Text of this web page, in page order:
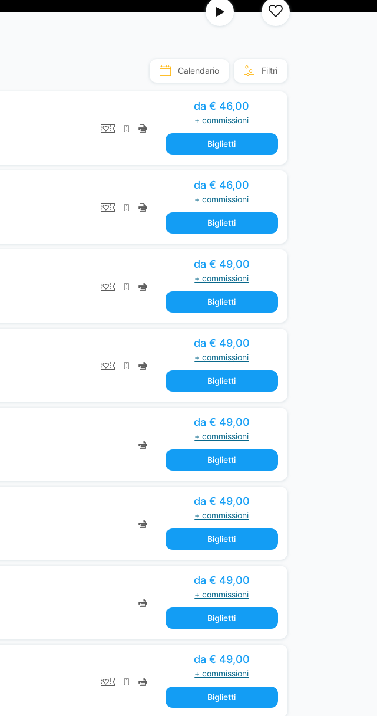
Calendario
o
t
y
c
s
b
e
t
s
i
i
e
Filtri
da € 46,00
+ commissioni
Biglietti
da € 46,00
+ commissioni
Biglietti
da € 49,00
+ commissioni
Biglietti
da € 49,00
+ commissioni
Biglietti
da € 49,00
+ commissioni
Biglietti
da € 49,00
+ commissioni
Biglietti
da € 49,00
+ commissioni
Biglietti
da € 49,00
+ commissioni
Biglietti